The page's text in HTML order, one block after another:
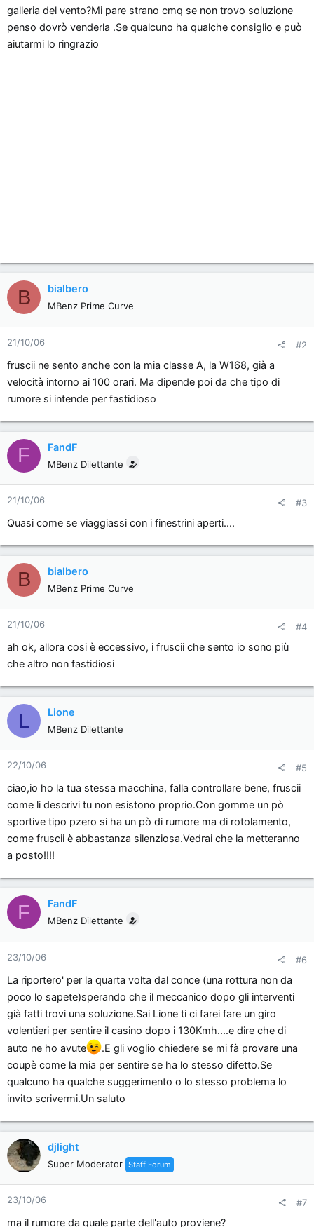
galleria del vento?Mi pare strano cmq se non trovo soluzione
penso dovrò venderla .Se qualcuno ha qualche consiglio e può
aiutarmi lo ringrazio
B bialbero
MBenz Prime Curve
21/10/06 #2
fruscii ne sento anche con la mia classe A, la W168, già a
velocità intorno ai 100 orari. Ma dipende poi da che tipo di
rumore si intende per fastidioso
F FandF
MBenz Dilettante
21/10/06 #3
Quasi come se viaggiassi con i finestrini aperti....
B bialbero
MBenz Prime Curve
21/10/06 #4
ah ok, allora cosi è eccessivo, i fruscii che sento io sono più
che altro non fastidiosi
L Lione
MBenz Dilettante
22/10/06 #5
ciao,io ho la tua stessa macchina, falla controllare bene, fruscii
come li descrivi tu non esistono proprio.Con gomme un pò
sportive tipo pzero si ha un pò di rumore ma di rotolamento,
come fruscii è abbastanza silenziosa.Vedrai che la metteranno
a posto!!!!
F FandF
MBenz Dilettante
23/10/06 #6
La riportero' per la quarta volta dal conce (una rottura non da
poco lo sapete)sperando che il meccanico dopo gli interventi
già fatti trovi una soluzione.Sai Lione ti ci farei fare un giro
volentieri per sentire il casino dopo i 130Kmh....e dire che di
auto ne ho avute
.E gli voglio chiedere se mi fà provare una
coupè come la mia per sentire se ha lo stesso difetto.Se
qualcuno ha qualche suggerimento o lo stesso problema lo
invito scrivermi.Un saluto
djlight
Super Moderator Staff Forum
23/10/06 #7
ma il rumore da quale parte dell'auto proviene?